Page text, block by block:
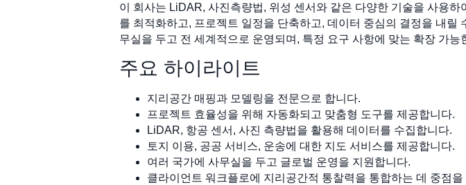
이 회사는 LiDAR, 사진측량법, 위성 센서와 같은 다양한 기술을 사용
를 최적화하고, 프로젝트 일정을 단축하고, 데이터 중심의 결정을 내
무실을 두고 전 세계적으로 운영되며, 특정 요구 사항에 맞는 확장 가
주요 하이라이트
지리공간 매핑과 모델링을 전문으로 합니다.
프로젝트 효율성을 위해 자동화되고 맞춤형 도구를 제공합니다.
LiDAR, 항공 센서, 사진 측량법을 활용해 데이터를 수집합니다.
토지 이용, 공공 서비스, 운송에 대한 지도 서비스를 제공합니다.
여러 국가에 사무실을 두고 글로벌 운영을 지원합니다.
클라이언트 워크플로에 지리공간적 통찰력을 통합하는 데 중점을